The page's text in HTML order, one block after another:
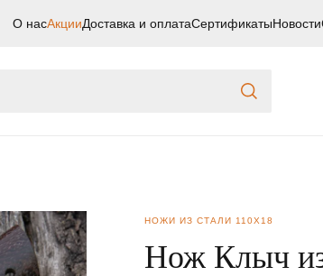
О насАкцииДоставка и оплатаСертификатыНовости
НОЖИ ИЗ СТАЛИ 110Х18
Нож Клыч